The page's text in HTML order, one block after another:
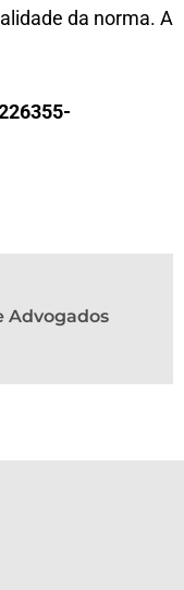
da norma. A
Advogados